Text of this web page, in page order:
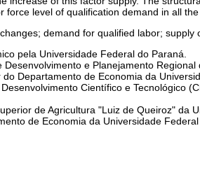
force level of qualification demand in all the
demand for qualified labor; supply
pela Universidade Federal do Paraná.
e Planejamento
Departamento de Economia da
Científico e Tecnológico
de Agricultura "Luiz de Queiroz" da
de Economia da Universidade Federal